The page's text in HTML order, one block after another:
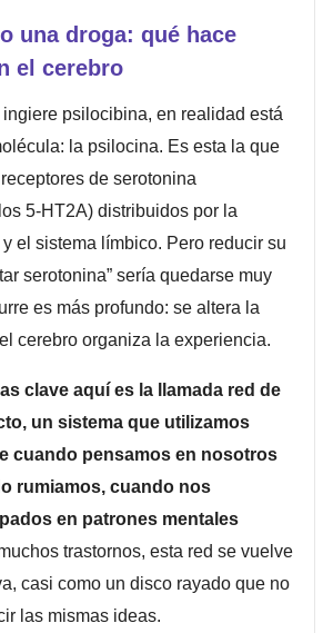
una droga: qué hace
el cerebro
psilocibina, en realidad está
la psilocina. Es esta la que
de serotonina
5-HT2A) distribuidos por la
el sistema límbico. Pero reducir su
serotonina” sería quedarse muy
es más profundo: se altera la
cerebro organiza la experiencia.
clave aquí es la llamada red de
un sistema que utilizamos
cuando pensamos en nosotros
rumiamos, cuando nos
en patrones mentales
trastornos, esta red se vuelve
casi como un disco rayado que no
las mismas ideas.